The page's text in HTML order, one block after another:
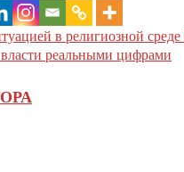
в религиозной
реальными цифрами